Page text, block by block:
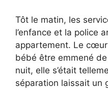
Tôt le matin, les
l’enfance et la police
appartement. Le
bébé être emmené
nuit, elle s’était
séparation laissait un